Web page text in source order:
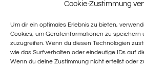
Cookie-Zustimmung
Um dir ein optimales Erlebnis zu bieten,
Cookies, um Geräteinformationen zu speichern
zuzugreifen. Wenn du diesen Technologien
wie das Surfverhalten oder eindeutige IDs auf
Wenn du deine Zustimmung nicht erteilst oder
E-Mail:
Tel.:05953 / 94
Fax:05953 / 94